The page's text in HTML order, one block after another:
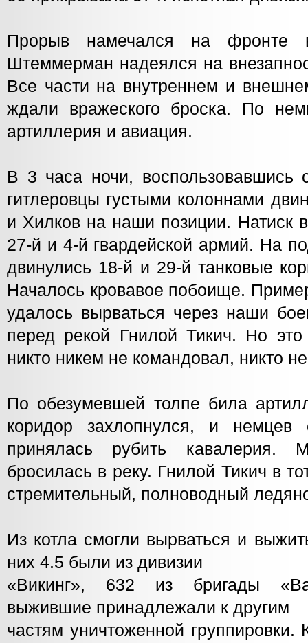
Прорыв намечался на фронте
Штеммерман надеялся на
Все части на внутреннем и
ждали вражеского броска. По
артиллерия и авиация.
В 3 часа ночи, воспользовавшись
гитлеровцы густыми колоннами
и Хилков на наши позиции. Натиск
27-й и 4-й гвардейской армий. На
двинулись 18-й и 29-й танковые
Началось кровавое побоище.
удалось вырваться через наши
перед рекой Гнилой Тикич. Но
никто никем не командовал, никто
По обезумевшей толпе била
коридор захлопнулся, и немцев
принялась рубить кавалерия.
бросилась в реку. Гнилой Тикич в
стремительный, полноводный
Из котла смогли вырваться и
них 4.5 были из дивизии
«Викинг», 632 из бригады
выжившие принадлежали к другим
частям уничтоженной